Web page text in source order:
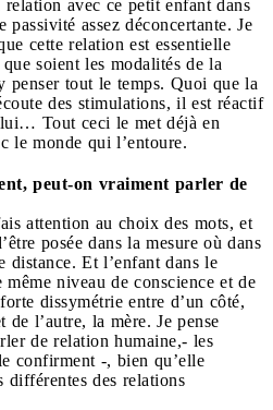
avec ce petit enfant dans
assez déconcertante. Je
cette relation est essentielle
soient les modalités de la
penser tout le temps. Quoi que la
des stimulations, il est réactif
Tout ceci le met déjà en
le monde qui l’entoure.
peut-on vraiment parler de
attention au choix des mots, et
posée dans la mesure où dans
distance. Et l’enfant dans le
même niveau de conscience et de
dissymétrie entre d’un côté,
l’autre, la mère. Je pense
de relation humaine,- les
confirment -, bien qu’elle
différentes des relations